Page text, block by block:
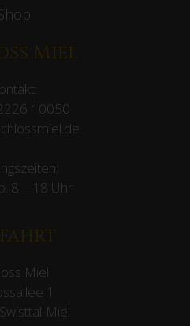
Miel
10050
8 – 18 Uhr
Miel
1
Miel